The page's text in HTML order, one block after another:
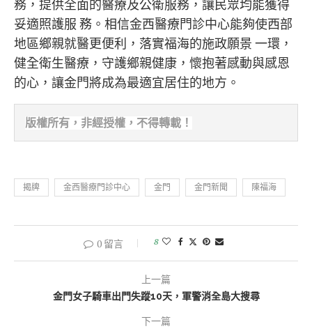
務，提供全面的醫療及公衛服務，讓民眾均能獲得
妥適照護服 務。相信金西醫療門診中心能夠使西部
地區鄉親就醫更便利，落實福海的施政願景 一環，
健全衛生醫療，守護鄉親健康，懷抱著感動與感恩
的心，讓金門將成為最適宜居住的地方。
版權所有，非經授權，不得轉載！
揭牌 金西醫療門診中心 金門 金門新聞 陳福海
0 留言 8
上一篇
金門女子騎車出門失蹤10天，軍警消全島大搜尋
下一篇